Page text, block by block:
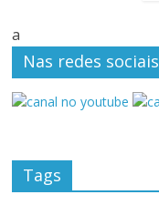
a
Nas redes sociais
Tags